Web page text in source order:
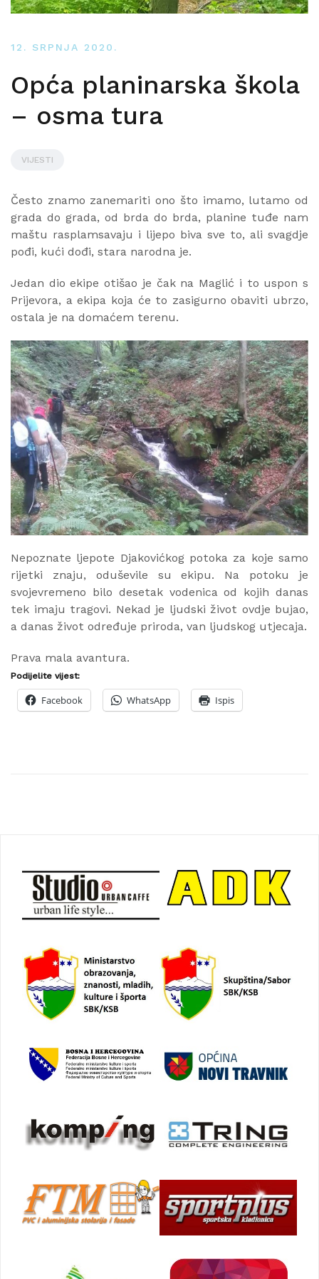
12. SRPNJA 2020.
Opća planinarska škola
– osma tura
VIJESTI
Često znamo zanemariti ono što imamo, lutamo od
grada do grada, od brda do brda, planine tuđe nam
maštu rasplamsavaju i lijepo biva sve to, ali svagdje
pođi, kući dođi, stara narodna je.
Jedan dio ekipe otišao je čak na Maglić i to uspon s
Prijevora, a ekipa koja će to zasigurno obaviti ubrzo,
ostala je na domaćem terenu.
Nepoznate ljepote Djakovićkog potoka za koje samo
rijetki znaju, oduševile su ekipu. Na potoku je
svojevremeno bilo desetak vodenica od kojih danas
tek imaju tragovi. Nekad je ljudski život ovdje bujao,
a danas život određuje priroda, van ljudskog utjecaja.
Prava mala avantura.
Podijelite vijest:
Facebook WhatsApp Ispis